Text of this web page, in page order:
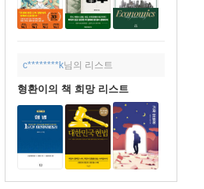
c********k님의 리스트
형환이의 책 희망 리스트